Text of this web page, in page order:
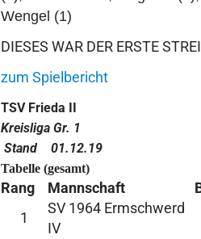
Wengel (1)
DIESES WAR DER ERSTE
zum Spielbericht
TSV Frieda II
Kreisliga Gr. 1
Stand
01.12.19
Tabelle (gesamt)
Rang Mannschaft
1
SV 1964 Ermschwerd
IV